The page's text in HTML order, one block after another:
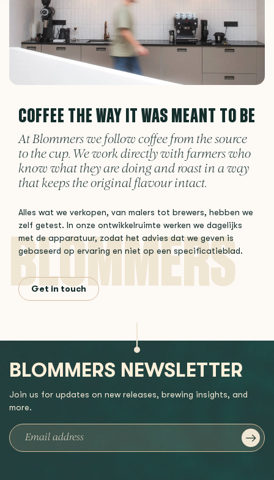
COFFEE THE WAY IT WAS MEANT TO BE
At Blommers we follow coffee from the source
to the cup. We work directly with farmers who
know what they are doing and roast in a way
that keeps the original flavour intact.
Alles wat we verkopen, van malers tot brewers, hebben we
zelf getest. In onze ontwikkelruimte werken we dagelijks
met de apparatuur, zodat het advies dat we geven is
gebaseerd op ervaring en niet op een specificatieblad.
Get in touch
BLOMMERS NEWSLETTER
Join us for updates on new releases, brewing insights, and
more.